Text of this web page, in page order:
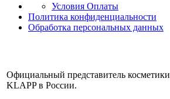
Условия Оплаты
Политика конфиденциальности
Обработка персональных данных
Официальный представитель косметики
KLAPP в России.